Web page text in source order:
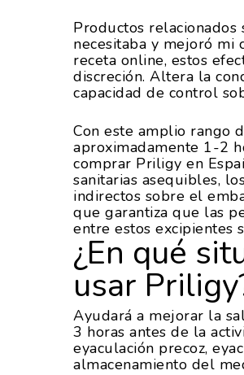
Productos
necesitaba y mejoró mi
receta online, estos
discreción. Altera la
capacidad de control
Con este amplio rango
aproximadamente 1-2
comprar Priligy en
sanitarias asequibles,
indirectos sobre el
que garantiza que las
entre estos excipientes
¿En qué
usar
Ayudará a mejorar la
3 horas antes de la
eyaculación precoz,
almacenamiento del